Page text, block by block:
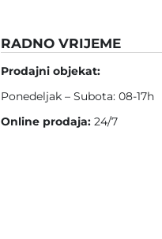
RADNO VRIJEME
Prodajni objekat:
Ponedeljak – Subota: 08-17h
Online prodaja: 24/7